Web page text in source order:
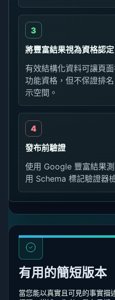
將豐富結果視為資格認定
有效結構化資料可讓頁
功能資格，但不保證排
示空間。
發布前驗證
使用 Google 豐富結果
用 Schema 標記驗證器
有用的簡短版本
當您能以真實且可見的事實描